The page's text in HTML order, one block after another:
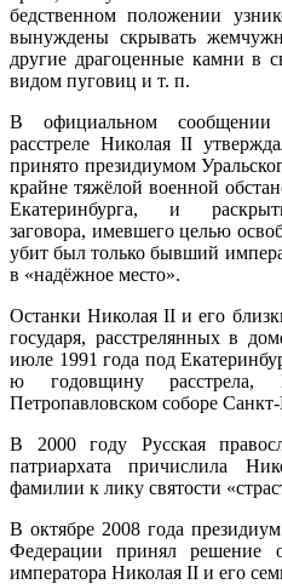
бедственном положении
вынуждены скрывать
другие драгоценные камни в
видом пуговиц и т. п.
В официальном сообщении
расстреле Николая II
принято президиумом
крайне тяжёлой военной
Екатеринбурга, и
заговора, имевшего целью
убит был только бывший
в «надёжное место».
Останки Николая II и его
государя, расстрелянных в
июле 1991 года под
ю годовщину расстрела,
Петропавловском соборе Санкт-
В 2000 году Русская
патриархата причислила
фамилии к лику святости
В октябре 2008 года
Федерации принял решение
императора Николая II и его